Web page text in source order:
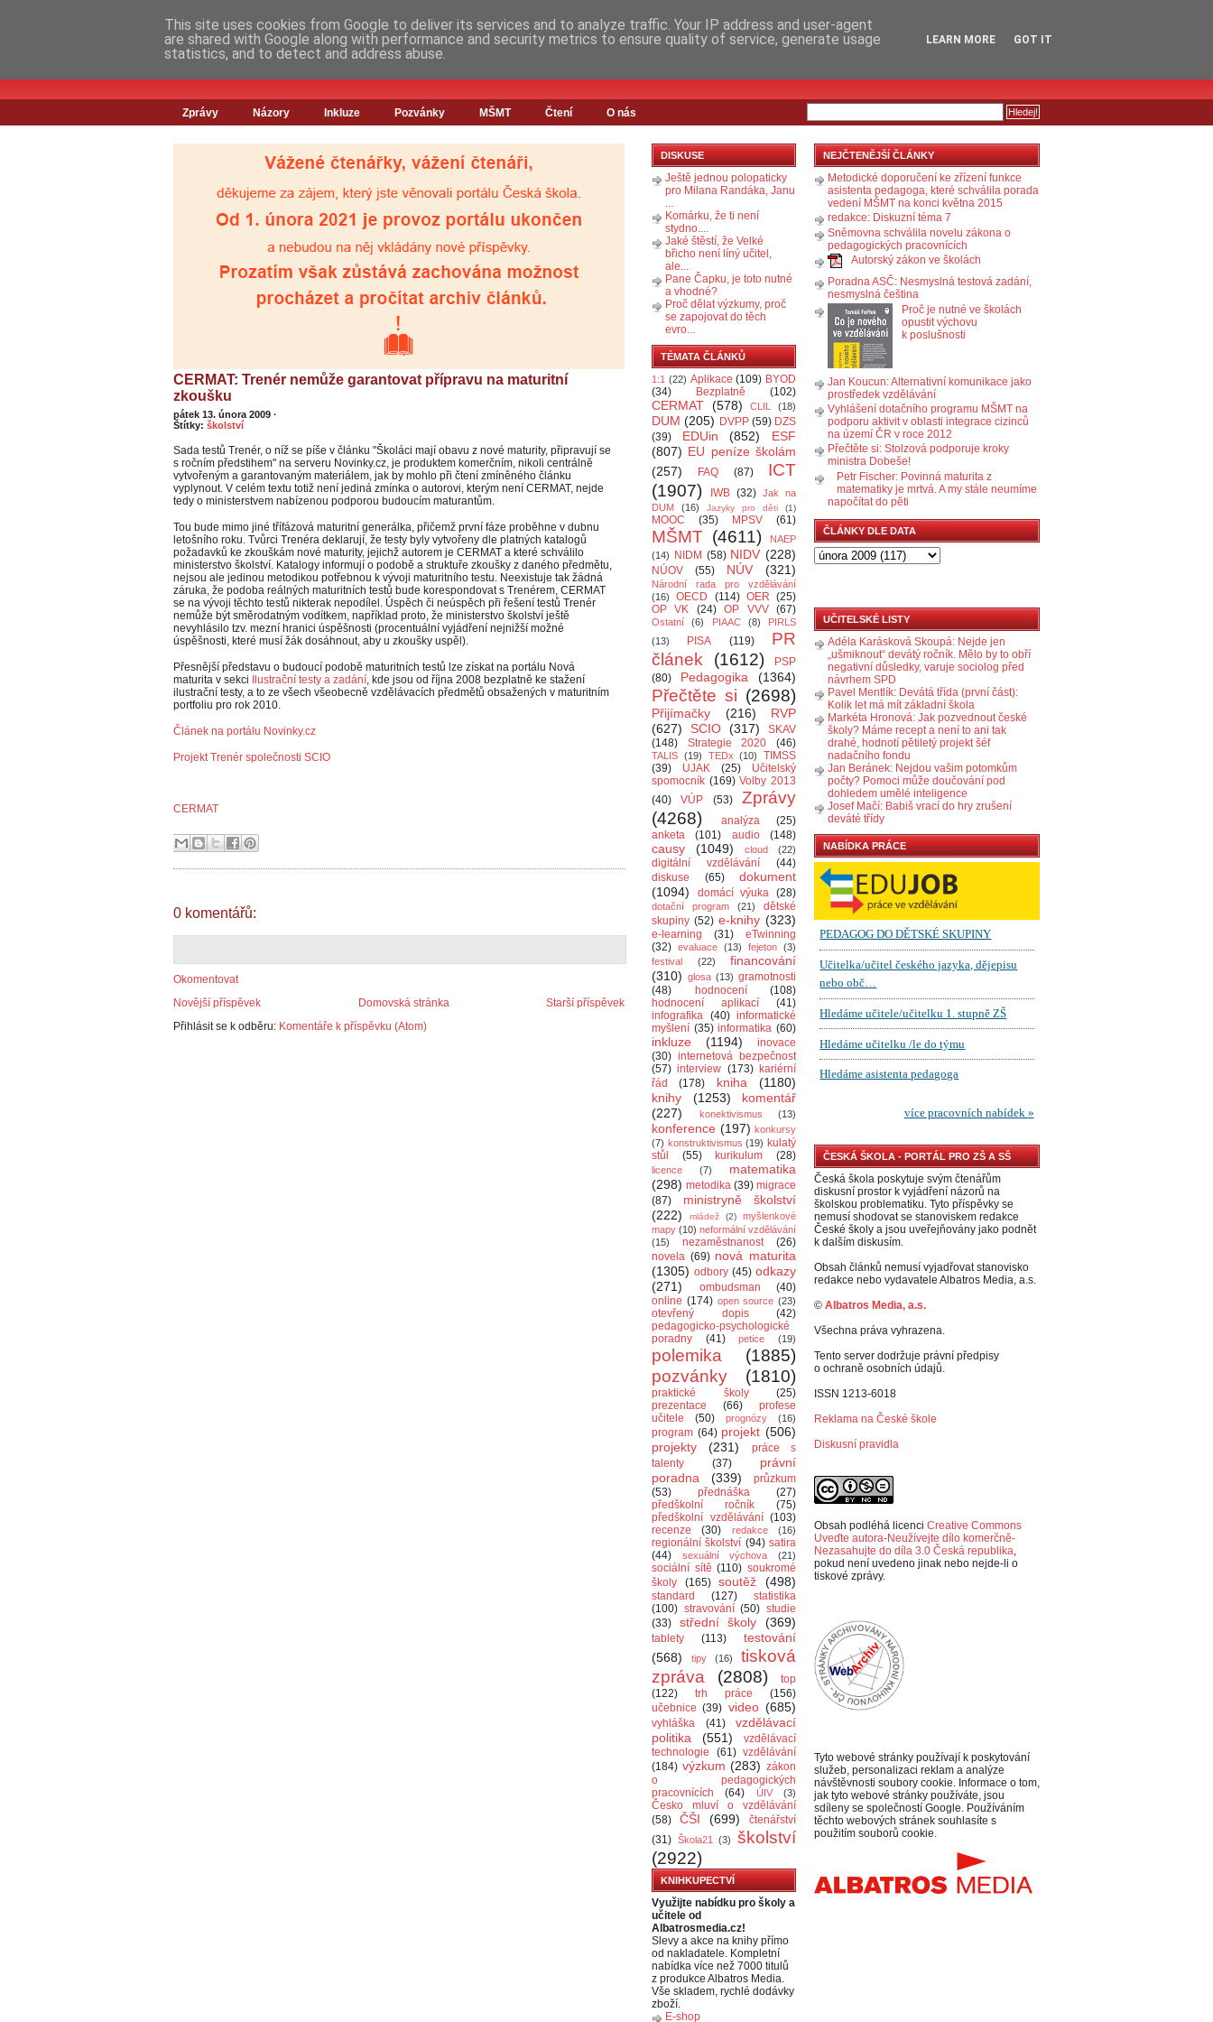
Zprávy Názory Inkluze Pozvánky MŠMT Čtení O nás
CERMAT: Trenér nemůže garantovat přípravu na maturitní
zkoušku
pátek 13. února 2009 ·
Štítky: školství
Sada testů Trenér, o níž se píše v článku "Školáci mají obavu z nové maturity, připravují se
s ročním předstihem" na serveru Novinky.cz, je produktem komerčním, nikoli centrálně
vytvořeným a garantovaným materiálem, jak by mohlo při čtení zmíněného článku
vyplynout. V celém textu totiž není jediná zmínka o autorovi, kterým není CERMAT, nejde
tedy o ministerstvem nabízenou podporou budoucím maturantům.
Tou bude mimo jiné třífázová maturitní generálka, přičemž první fáze proběhne v dubnu
letošního roku. Tvůrci Trenéra deklarují, že testy byly vytvořeny dle platných katalogů
požadavků ke zkouškám nové maturity, jejichž autorem je CERMAT a které schválilo
ministerstvo školství. Katalogy informují o podobě a struktuře zkoušky z daného předmětu,
nejsou ale jedinou metodikou potřebnou k vývoji maturitního testu. Neexistuje tak žádná
záruka, že podoba reálných maturitních testů bude korespondovat s Trenérem, CERMAT
se na vývoji těchto testů nikterak nepodílel. Úspěch či neúspěch při řešení testů Trenér
nemůže být směrodatným vodítkem, například proto, že ministerstvo školství ještě
nevyhlásilo tzv. mezní hranici úspěšnosti (procentuální vyjádření nejnižší možné
úspěšnosti, které musí žák dosáhnout, aby u zkoušky uspěl).
Přesnější představu o budoucí podobě maturitních testů lze získat na portálu Nová
maturita v sekci
Ilustrační testy a zadání, kde jsou od října 2008 bezplatně ke stažení
ilustrační testy, a to ze všech všeobecně vzdělávacích předmětů obsažených v maturitním
portfoliu pro rok 2010.
Článek na portálu Novinky.cz
Projekt Trenér společnosti SCIO
CERMAT
0 komentářů:
Okomentovat
Novější příspěvek
Starší příspěvek
Domovská stránka
Přihlásit se k odběru: Komentáře k příspěvku (Atom)
DISKUSE
Ještě jednou polopaticky
pro Milana Randáka, Janu
...
Komárku, že ti není
stydno....
Jaké štěstí, že Velké
břicho není líný učitel,
ale...
Pane Čapku, je toto nutné
a vhodné?
Proč dělat výzkumy, proč
se zapojovat do těch
evro...
TÉMATA ČLÁNKŮ
1:1 (22) Aplikace (109) BYOD
(34)
Bezplatně (102)
CERMAT (578) CLIL (18)
DUM (205) DVPP (59) DZS
(39)
EDUin (852)
ESF
(807) EU peníze školám
(257)
FAQ (87)
ICT
(1907)
IWB (32) Jak na
DUM
(16) Jazyky pro děti (1)
MOOC (35) MPSV (61)
MŠMT (4611)
NAEP
(14)
NIDM (58) NIDV (228)
NÚOV (55) NÚV (321)
Národní rada pro vzdělávání
(16)
OECD (114) OER (25)
OP VK
(24) OP VVV (67)
Ostatní (6) PIAAC (8)
PIRLS
(13)
PISA (119)
PR
článek
(1612)
PSP
(80)
Pedagogika (1364)
Přečtěte si (2698)
Přijímačky (216)
RVP
(627)
SCIO (317)
SKAV
(148)
Strategie 2020 (46)
TALIS (19) TEDx (10)
TIMSS
(39)
UJAK (25)
Učitelský
spomocník (169) Volby 2013
(40)
VÚP (53)
Zprávy
(4268)
analýza
(25)
anketa
(101) audio (148)
causy (1049) cloud (22)
digitální vzdělávání
(44)
diskuse
(65)
dokument
(1094)
domácí výuka (28)
dotační program (21)
dětské
skupiny (52) e-knihy (323)
e-learning (31)
eTwinning
(32) evaluace (13) fejeton (3)
festival
(22)
financování
(310) glosa (13) gramotnosti
(48)
hodnocení
(108)
hodnocení aplikací
(41)
infografika (40) informatické
myšlení (35) informatika (60)
inkluze (1194)
inovace
(30) internetová bezpečnost
(57) interview (173) kariérní
řád
(178) kniha
(1180)
knihy
(1253)
komentář
(227)
konektivismus (13)
konference (197) konkursy
(7) konstruktivismus (19) kulatý
stůl
(55) kurikulum (28)
licence (7)
matematika
(298) metodika (39) migrace
(87)
ministryně školství
(222)
mládež (2)
myšlenkové
mapy (10) neformální vzdělávání
(15)
nezaměstnanost
(26)
novela (69) nová maturita
(1305) odbory (45) odkazy
(271)
ombudsman
(40)
online (174) open source (23)
otevřený dopis
(42)
pedagogicko-psychologické
poradny
(41) petice (19)
polemika
(1885)
pozvánky
(1810)
praktické školy
(25)
prezentace
(66)
profese
učitele
(50) prognózy (16)
program (64) projekt (506)
projekty
(231)
práce s
talenty
(37)
právní
poradna
(339)
průzkum
(53)
přednáška
(27)
předškolní ročník
(75)
předškolní vzdělávání (103)
recenze
(30) redakce (16)
regionální školství (94) satira
(44)
sexuální výchova (21)
sociální sítě (110) soukromé
školy
(165) soutěž (498)
standard (127)
statistika
(100) stravování (50) studie
(33)
střední školy (369)
tablety (113)
testování
(568)
tipy (16)
tisková
zpráva
(2808)
top
(122)
trh práce
(156)
učebnice (39) video (685)
vyhláška (41)
vzdělávací
politika
(551)
vzdělávací
technologie
(61) vzdělávání
(184) výzkum (283) zákon
o pedagogických
pracovnících
(64) ÚIV (3)
Česko mluví o vzdělávání
(58)
ČŠI (699)
čtenářství
(31) Škola21 (3)
školství
(2922)
KNIHKUPECTVÍ
Využijte nabídku pro školy a
učitele od
Albatrosmedia.cz!
Slevy a akce na knihy přímo
od nakladatele. Kompletní
nabídka více než 7000 titulů
z produkce Albatros Media.
Vše skladem, rychlé dodávky
zboží.
E-shop
NEJČTENĚJŠÍ ČLÁNKY
Metodické doporučení ke zřízení funkce
asistenta pedagoga, které schválila porada
vedení MŠMT na konci května 2015
redakce: Diskuzní téma 7
Sněmovna schválila novelu zákona o
pedagogických pracovnících
Autorský zákon ve školách
Poradna ASČ: Nesmyslná testová zadání,
nesmyslná čeština
Proč je nutné ve školách
opustit výchovu
k poslušnosti
Jan Koucun: Alternativní komunikace jako
prostředek vzdělávání
Vyhlášení dotačního programu MŠMT na
podporu aktivit v oblasti integrace cizinců
na území ČR v roce 2012
Přečtěte si: Stolzová podporuje kroky
ministra Dobeše!
Petr Fischer: Povinná maturita z
matematiky je mrtvá. A my stále neumíme
napočítat do pěti
ČLÁNKY DLE DATA
UČITELSKÉ LISTY
Adéla Karásková Skoupá: Nejde jen
„ušmiknout“ devátý ročník. Mělo by to obří
negativní důsledky, varuje sociolog před
návrhem SPD
Pavel Mentlík: Devátá třída (první část):
Kolik let má mít základní škola
Markéta Hronová: Jak pozvednout české
školy? Máme recept a není to ani tak
drahé, hodnotí pětiletý projekt šéf
nadačního fondu
Jan Beránek: Nejdou vašim potomkům
počty? Pomoci může doučování pod
dohledem umělé inteligence
Josef Mačí: Babiš vrací do hry zrušení
deváté třídy
NABÍDKA PRÁCE
ČESKÁ ŠKOLA - PORTÁL PRO ZŠ A SŠ
Česká škola poskytuje svým čtenářům
diskusní prostor k vyjádření názorů na
školskou problematiku. Tyto příspěvky se
nemusí shodovat se stanoviskem redakce
České školy a jsou uveřejňovány jako podnět
k dalším diskusím.
Obsah článků nemusí vyjadřovat stanovisko
redakce nebo vydavatele Albatros Media, a.s.
© Albatros Media, a.s.
Všechna práva vyhrazena.
Tento server dodržuje právní předpisy
o ochraně osobních údajů.
ISSN 1213-6018
Reklama na České škole
Diskusní pravidla
Obsah podléhá licenci Creative Commons
Uveďte autora-Neužívejte dílo komerčně-
Nezasahujte do díla 3.0 Česká republika,
pokud není uvedeno jinak nebo nejde-li o
tiskové zprávy.
Tyto webové stránky používají k poskytování
služeb, personalizaci reklam a analýze
návštěvnosti soubory cookie. Informace o tom,
jak tyto webové stránky používáte, jsou
sdíleny se společností Google. Používáním
těchto webových stránek souhlasíte s
použitím souborů cookie.
This site uses cookies from Google to deliver its services and to analyze traffic. Your IP address and user-agent
are shared with Google along with performance and security metrics to ensure quality of service, generate usage
statistics, and to detect and address abuse.
LEARN MORE GOT IT